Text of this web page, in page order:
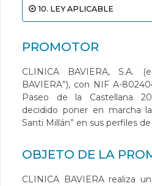
LEY APLICABLE
PROMOTOR
CLINICA BAVIERA, S.A.
BAVIERA”), con NIF A-
Paseo de la Castellana
decidido poner en marcha
Santi Millán” en sus perfiles
OBJETO DE LA
CLINICA BAVIERA realiza